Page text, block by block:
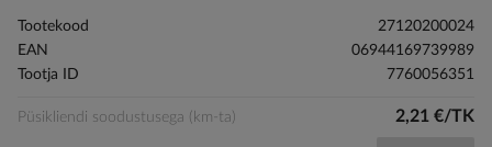
of
gallery
Tootekood
27120200024
EAN
06944169739989
Tootja ID
7760056351
Püsikliendi soodustusega (km-ta) 2,21 €/TK